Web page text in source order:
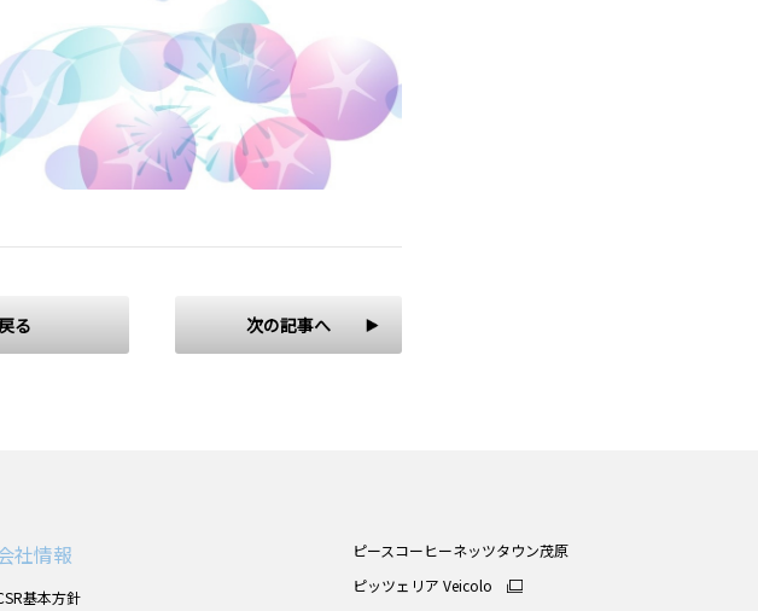
る 次の記事へ
社情報
基本方針
ピースコーヒーネッツタウン茂原
ピッツェリア Veicolo